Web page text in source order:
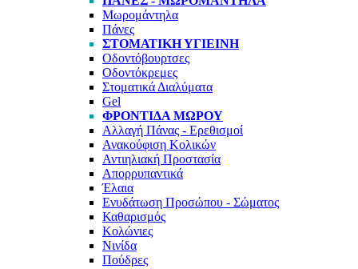
Μωρομάντηλα
Πάνες
ΣΤΟΜΑΤΙΚΉ ΥΓΙΕΙΝΉ
Οδοντόβουρτσες
Οδοντόκρεμες
Στοματικά Διαλύματα
Gel
ΦΡΟΝΤΊΔΑ ΜΩΡΟΎ
Αλλαγή Πάνας - Ερεθισμοί
Ανακούφιση Κολικών
Αντιηλιακή Προστασία
Απορρυπαντικά
Έλαια
Ενυδάτωση Προσώπου - Σώματος
Καθαρισμός
Κολώνιες
Νινίδα
Πούδρες